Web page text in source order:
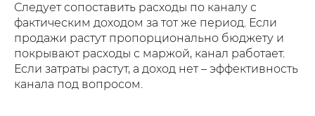
Следует сопоставить расходы по каналу с
фактическим доходом за тот же период. Если
продажи растут пропорционально бюджету и
покрывают расходы с маржой, канал работает.
Если затраты растут, а доход нет – эффективность
канала под вопросом.